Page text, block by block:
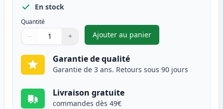
En stock
Quantité
Quantité
Utilisez les boutons pour ajuster
− +
Quantité
Ajouter au panier
,Canon CL-541XL cartouche
Garantie de qualité
Garantie de 3 ans. Retours sous 90 jours
Livraison gratuite
commandes dès 49€